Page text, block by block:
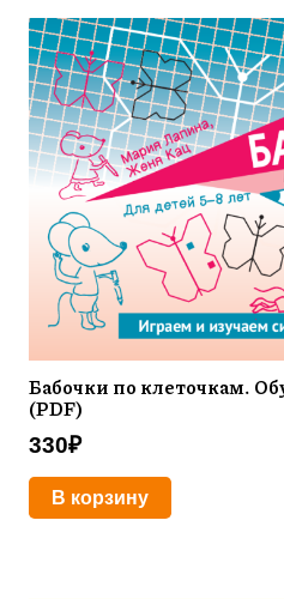
Бабочки по клеточкам.
(PDF)
330₽
В корзину